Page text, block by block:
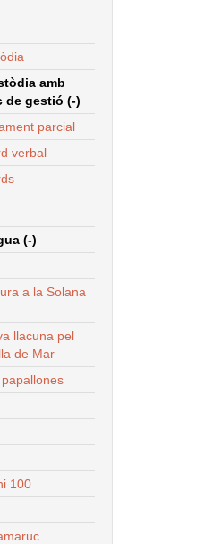
amb
de gestió (-)
parcial
verbal
(-)
a la Solana
llacuna pel
de Mar
100